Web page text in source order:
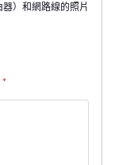
）和網路線的照片
*